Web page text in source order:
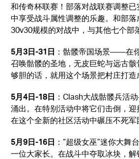
和传奇杯联赛！部落对战联赛调整
中享受战斗属性调整的乐趣。和部
30v30规模的对战中，与其他七个部
5月3日-31日 ：骷髅帝国场景——在
召唤骷髅的圣地，无皮巨蛇与远古骸
够胆的话，就用这个场景把村庄打造
5月4日-18日 ：Clash大战骷髅兵活
涌出。在特别活动中将它们击倒，迎
在这个全新的社区活动中碾压不死军
5月9日-16日 ：“超级女巫”迷你大
一位大家长。在战斗中夺取冰块，解